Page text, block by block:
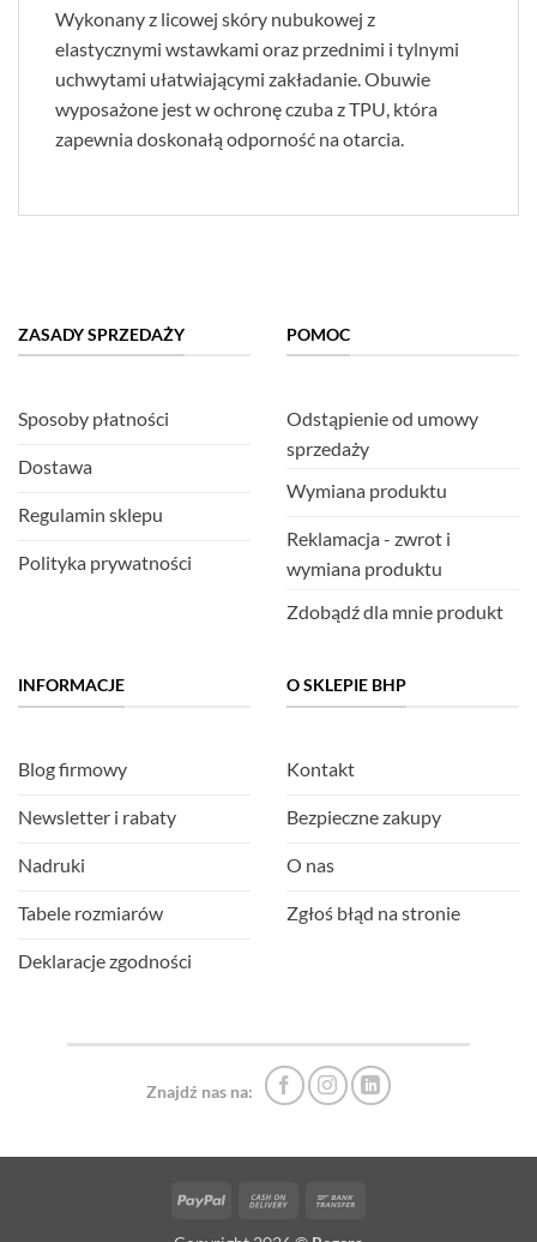
Wykonany z licowej skóry nubukowej z
elastycznymi wstawkami oraz przednimi i tylnymi
uchwytami ułatwiającymi zakładanie. Obuwie
wyposażone jest w ochronę czuba z TPU, która
zapewnia doskonałą odporność na otarcia.
ZASADY SPRZEDAŻY
Sposoby płatności
Dostawa
Regulamin sklepu
Polityka prywatności
POMOC
Odstąpienie od umowy
sprzedaży
Wymiana produktu
Reklamacja - zwrot i
wymiana produktu
Zdobądź dla mnie produkt
INFORMACJE
Blog firmowy
Newsletter i rabaty
Nadruki
Tabele rozmiarów
Deklaracje zgodności
O SKLEPIE BHP
Kontakt
Bezpieczne zakupy
O nas
Zgłoś błąd na stronie
Znajdź nas na:
PayPal
Cash